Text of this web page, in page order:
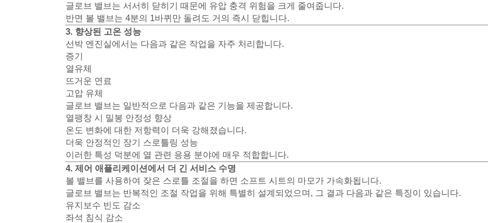
글로브 밸브는 서서히 닫히기 때문에 유압 충격 위험을 크게 줄여줍니다.
반면 볼 밸브는 4분의 1바퀴만 돌려도 거의 즉시 닫힙니다.
3. 향상된 고온 성능
선박 엔진실에서는 다음과 같은 작업을 자주 처리합니다.
증기
열유체
뜨거운 연료
고압 유체
글로브 밸브는 일반적으로 다음과 같은 기능을 제공합니다.
열팽창 시 밀봉 안정성 향상
온도 변화에 대한 저항력이 더욱 강해졌습니다.
더욱 안정적인 장기 스로틀링 성능
이러한 특성 덕분에 열 관련 응용 분야에 매우 적합합니다.
4. 제어 애플리케이션에서 더 긴 서비스 수명
볼 밸브를 사용하여 잦은 스로틀 조절을 하면 소프트 시트의 마모가 가속화됩니다.
글로브 밸브는 반복적인 조절 작업을 위해 특별히 설계되었으며, 그 결과 다음과 같은 특징이 있습니다.
유지보수 빈도 감소
좌석 침식 감소